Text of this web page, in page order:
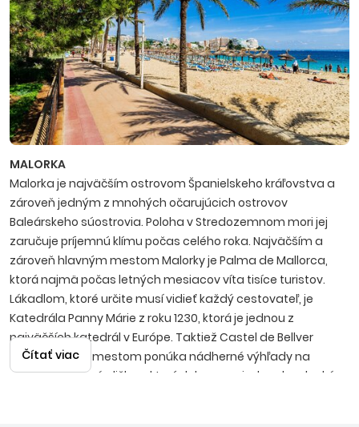
MALORKA
Malorka je najväčším ostrovom Španielskeho kráľovstva a
zároveň jedným z mnohých očarujúcich ostrovov
Baleárskeho súostrovia. Poloha v Stredozemnom mori jej
zaručuje príjemnú klímu počas celého roka. Najväčším a
zároveň hlavným mestom Malorky je Palma de Mallorca,
ktorá najmä počas letných mesiacov víta tisíce turistov.
Lákadlom, ktoré určite musí vidieť každý cestovateľ, je
Katedrála Panny Márie z roku 1230, ktorá je jednou z
najväčších katedrál v Európe. Taktiež Castel de Bellver
týčiaci sa nad mestom ponúka nádherné výhľady na
zelené, malebné uličky, v ktorých by sa nejeden dovolenkár
Čítať viac